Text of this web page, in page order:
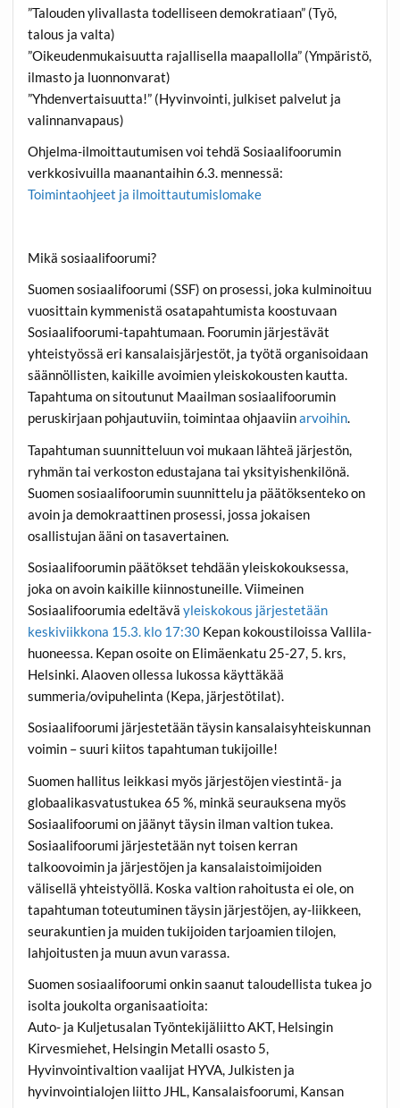
”Talouden ylivallasta todelliseen demokratiaan” (Työ,
talous ja valta)
”Oikeudenmukaisuutta rajallisella maapallolla” (Ympäristö,
ilmasto ja luonnonvarat)
”Yhdenvertaisuutta!” (Hyvinvointi, julkiset palvelut ja
valinnanvapaus)
Ohjelma-ilmoittautumisen voi tehdä Sosiaalifoorumin
verkkosivuilla maanantaihin 6.3. mennessä:
Toimintaohjeet ja ilmoittautumislomake
Mikä sosiaalifoorumi?
Suomen sosiaalifoorumi (SSF) on prosessi, joka kulminoituu
vuosittain kymmenistä osatapahtumista koostuvaan
Sosiaalifoorumi-tapahtumaan. Foorumin järjestävät
yhteistyössä eri kansalaisjärjestöt, ja työtä organisoidaan
säännöllisten, kaikille avoimien yleiskokousten kautta.
Tapahtuma on sitoutunut Maailman sosiaalifoorumin
peruskirjaan pohjautuviin, toimintaa ohjaaviinarvoihin.
Tapahtuman suunnitteluun voi mukaan lähteä järjestön,
ryhmän tai verkoston edustajana tai yksityishenkilönä.
Suomen sosiaalifoorumin suunnittelu ja päätöksenteko on
avoin ja demokraattinen prosessi, jossa jokaisen
osallistujan ääni on tasavertainen.
Sosiaalifoorumin päätökset tehdään yleiskokouksessa,
joka on avoin kaikille kiinnostuneille. Viimeinen
Sosiaalifoorumia edeltäväyleiskokous järjestetään
keskiviikkona 15.3. klo 17:30 Kepan kokoustiloissa Vallila-
huoneessa. Kepan osoite on Elimäenkatu 25-27, 5. krs,
Helsinki. Alaoven ollessa lukossa käyttäkää
summeria/ovipuhelinta (Kepa, järjestötilat).
Sosiaalifoorumi järjestetään täysin kansalaisyhteiskunnan
voimin – suuri kiitos tapahtuman tukijoille!
Suomen hallitus leikkasi myös järjestöjen viestintä- ja
globaalikasvatustukea 65 %, minkä seurauksena myös
Sosiaalifoorumi on jäänyt täysin ilman valtion tukea.
Sosiaalifoorumi järjestetään nyt toisen kerran
talkoovoimin ja järjestöjen ja kansalaistoimijoiden
välisellä yhteistyöllä. Koska valtion rahoitusta ei ole, on
tapahtuman toteutuminen täysin järjestöjen, ay-liikkeen,
seurakuntien ja muiden tukijoiden tarjoamien tilojen,
lahjoitusten ja muun avun varassa.
Suomen sosiaalifoorumi onkin saanut taloudellista tukea jo
isolta joukolta organisaatioita:
Auto- ja Kuljetusalan Työntekijäliitto AKT, Helsingin
Kirvesmiehet, Helsingin Metalli osasto 5,
Hyvinvointivaltion vaalijat HYVA, Julkisten ja
hyvinvointialojen liitto JHL, Kansalaisfoorumi, Kansan